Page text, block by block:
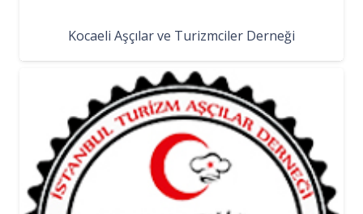
Kocaeli Aşçılar ve Turizmciler Derneği